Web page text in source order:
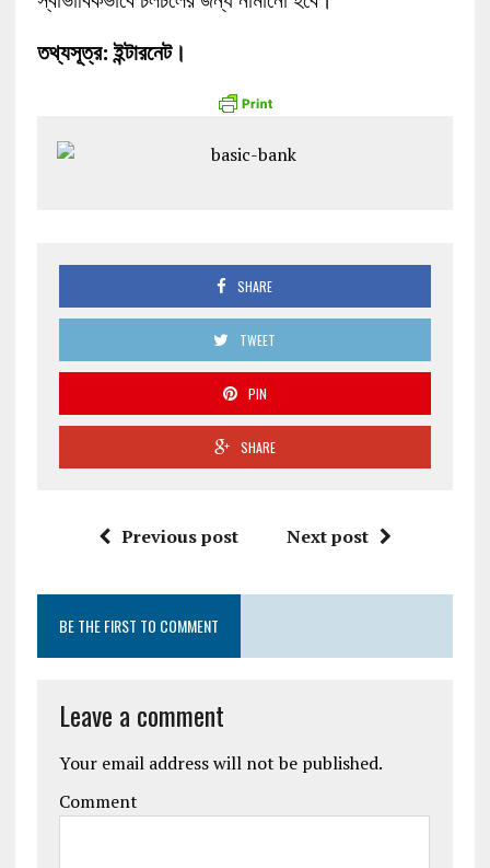
তথ্যসূত্র: ইন্টারনেট।
SHARE
TWEET
PIN
SHARE
Previous post Next post
BE THE FIRST TO COMMENT
Leave a comment
Your email address will not be published.
Comment